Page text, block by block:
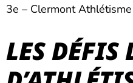
3e – Clermont
LES DÉFIS